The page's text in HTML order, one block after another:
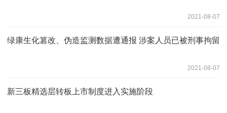
2021-08-07
绿康生化篡改、伪造监测数据遭通报 涉案人员已被刑事拘留
2021-08-07
新三板精选层转板上市制度进入实施阶段